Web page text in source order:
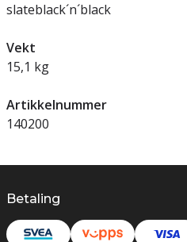
slateblack´n´black
Vekt
15,1 kg
Artikkelnummer
140200
Betaling